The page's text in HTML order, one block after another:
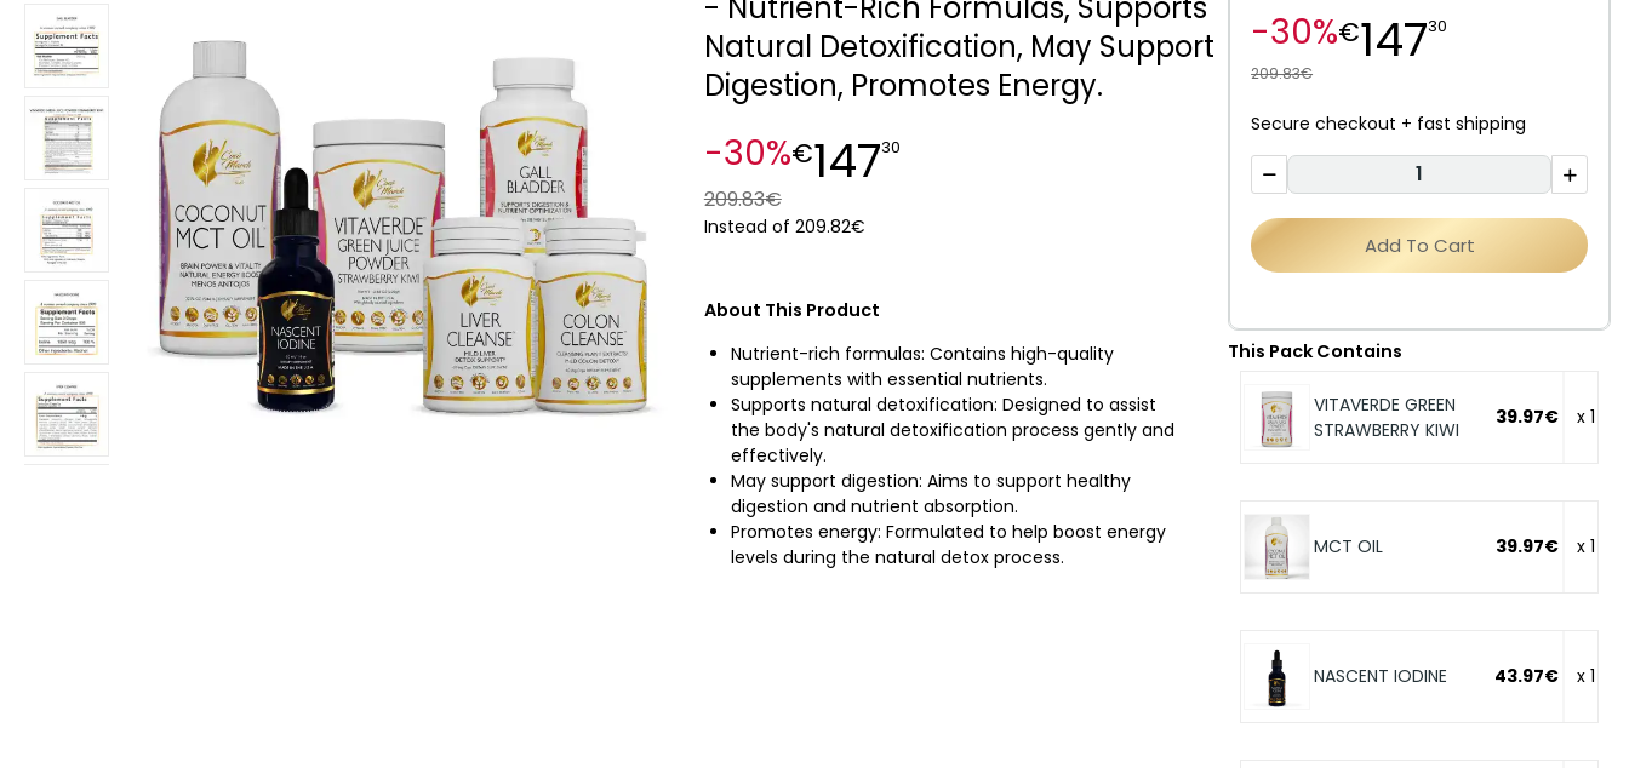
Natural Detoxification, May Support
Digestion, Promotes Energy.
-30%€14730
209.83€
Instead of 209.82€
About This Product
Nutrient-rich formulas: Contains high-quality
supplements with essential nutrients.
Supports natural detoxification: Designed to assist
the body's natural detoxification process gently and
effectively.
May support digestion: Aims to support healthy
digestion and nutrient absorption.
Promotes energy: Formulated to help boost energy
levels during the natural detox process.
-30%€14730
209.83€
Secure checkout + fast shipping
Add To Cart
This Pack Contains
VITAVERDE GREEN
STRAWBERRY KIWI
39.97€ x 1
MCT OIL 39.97€ x 1
NASCENT IODINE 43.97€ x 1